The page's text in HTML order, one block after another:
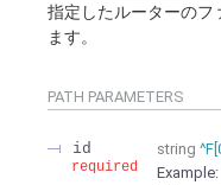
- クラウド / サーバー
- Flexible InterConnect
- Flexible Remote
指定したルーターのフ
ます。
PATH PARAMETERS
id
required
string
Example: